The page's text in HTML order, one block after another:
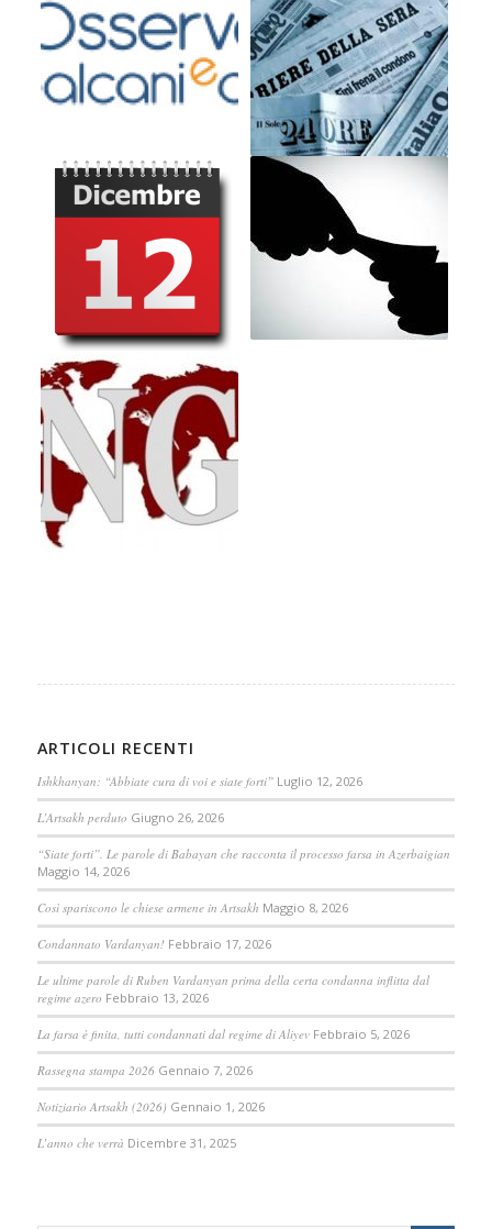
ARTICOLI RECENTI
Ishkhanyan: “Abbiate cura di voi e siate forti” Luglio 12, 2026
L’Artsakh perduto Giugno 26, 2026
“Siate forti”. Le parole di Babayan che racconta il processo farsa in Azerbaigian
Maggio 14, 2026
Così spariscono le chiese armene in Artsakh Maggio 8, 2026
Condannato Vardanyan! Febbraio 17, 2026
Le ultime parole di Ruben Vardanyan prima della certa condanna inflitta dal
regime azero Febbraio 13, 2026
La farsa è finita, tutti condannati dal regime di Aliyev Febbraio 5, 2026
Rassegna stampa 2026 Gennaio 7, 2026
Notiziario Artsakh (2026) Gennaio 1, 2026
L’anno che verrà Dicembre 31, 2025